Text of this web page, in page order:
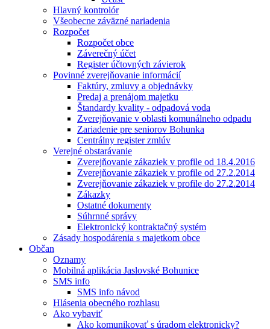
Hlavný kontrolór
Všeobecne záväzné nariadenia
Rozpočet
Rozpočet obce
Záverečný účet
Register účtovných závierok
Povinné zverejňovanie informácií
Faktúry, zmluvy a objednávky
Predaj a prenájom majetku
Štandardy kvality - odpadová voda
Zverejňovanie v oblasti komunálneho odpadu
Zariadenie pre seniorov Bohunka
Centrálny register zmlúv
Verejné obstarávanie
Zverejňovanie zákaziek v profile od 18.4.2016
Zverejňovanie zákaziek v profile od 27.2.2014
Zverejňovanie zákaziek v profile do 27.2.2014
Zákazky
Ostatné dokumenty
Súhrnné správy
Elektronický kontraktačný systém
Zásady hospodárenia s majetkom obce
Občan
Oznamy
Mobilná aplikácia Jaslovské Bohunice
SMS info
SMS info návod
Hlásenia obecného rozhlasu
Ako vybaviť
Ako komunikovať s úradom elektronicky?